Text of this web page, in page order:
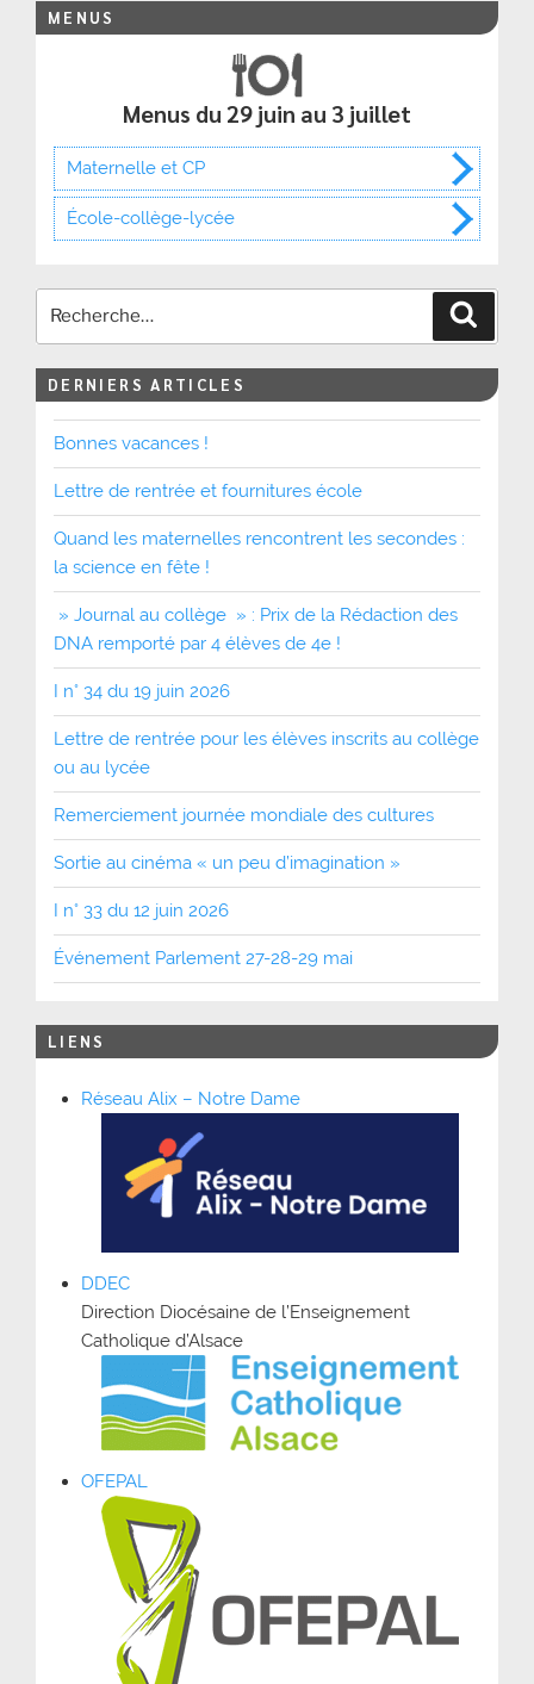
MENUS
Menus du 29 juin au 3 juillet
Maternelle et CP
École-collège-lycée
DERNIERS ARTICLES
Bonnes vacances !
Lettre de rentrée et fournitures école
Quand les maternelles rencontrent les secondes :
la science en fête !
» Journal au collège » : Prix de la Rédaction des
DNA remporté par 4 élèves de 4e !
I n° 34 du 19 juin 2026
Lettre de rentrée pour les élèves inscrits au collège
ou au lycée
Remerciement journée mondiale des cultures
Sortie au cinéma « un peu d’imagination »
I n° 33 du 12 juin 2026
Événement Parlement 27-28-29 mai
LIENS
Réseau Alix – Notre Dame
DDEC
Direction Diocésaine de l’Enseignement
Catholique d’Alsace
OFEPAL